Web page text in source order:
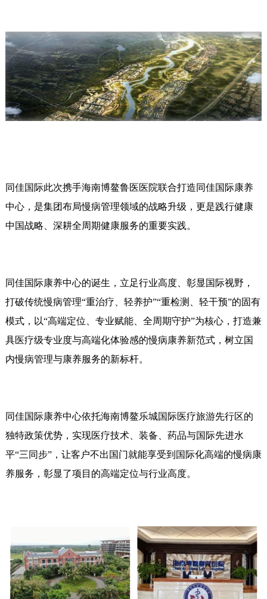
同佳国际此次携手海南博鳌鲁医医院联合打造同佳国际康养
中心，是集团布局慢病管理领域的战略升级，更是践行健康
中国战略、深耕全周期健康服务的重要实践。
同佳国际康养中心的诞生，立足行业高度、彰显国际视野，
打破传统慢病管理“重治疗、轻养护”“重检测、轻干预”的固有
模式，以“高端定位、专业赋能、全周期守护”为核心，打造兼
具医疗级专业度与高端化体验感的慢病康养新范式，树立国
内慢病管理与康养服务的新标杆。
同佳国际康养中心依托海南博鳌乐城国际医疗旅游先行区的
独特政策优势，实现医疗技术、装备、药品与国际先进水
平“三同步”，让客户不出国门就能享受到国际化高端的慢病康
养服务，彰显了项目的高端定位与行业高度。